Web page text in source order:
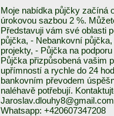
Moje nabídka půjčky začíná
úrokovou sazbou 2 %.
Představuji vám své oblasti
půjčka, - Nebankovní
projekty, - Půjčka na
Půjčka přizpůsobená vašim
upřímností a rychle do 24
bankovním převodem
naléhavě potřebují.
Jaroslav.dlouhy8@gmail.com
Whatsapp: +420607347208